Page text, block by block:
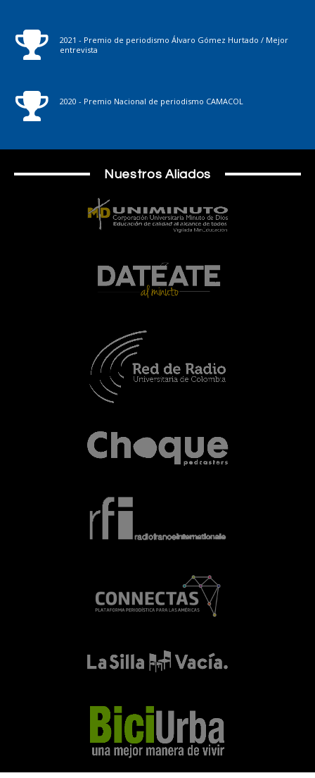
2021 - Premio de periodismo Álvaro Gómez Hurtado / Mejor
entrevista
2020 - Premio Nacional de periodismo CAMACOL
Nuestros Aliados